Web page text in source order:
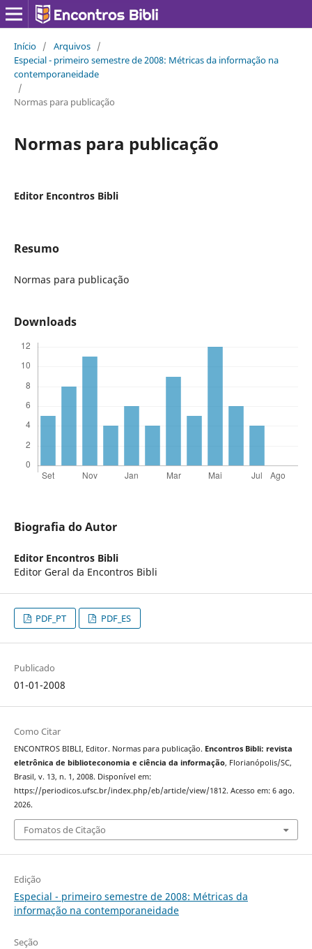
Início / Arquivos /
Especial - primeiro semestre de 2008: Métricas da informação na
contemporaneidade
/
Normas para publicação
Normas para publicação
Editor Encontros Bibli
Resumo
Normas para publicação
Downloads
Biografia do Autor
Editor Encontros Bibli
Editor Geral da Encontros Bibli
PDF_PT PDF_ES
Publicado
01-01-2008
Como Citar
ENCONTROS BIBLI, Editor. Normas para publicação. Encontros Bibli: revista
eletrônica de biblioteconomia e ciência da informação, Florianópolis/SC,
Brasil, v. 13, n. 1, 2008. Disponível em:
https://periodicos.ufsc.br/index.php/eb/article/view/1812. Acesso em: 6 ago.
2026.
Fomatos de Citação
Edição
Especial - primeiro semestre de 2008: Métricas da
informação na contemporaneidade
Seção